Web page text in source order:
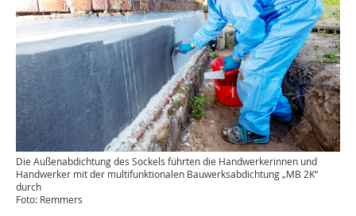
Die Außenabdichtung des Sockels führten die Handwerkerinnen und
Handwerker mit der multifunktionalen Bauwerksabdichtung „MB 2K“
durch
Foto: Remmers